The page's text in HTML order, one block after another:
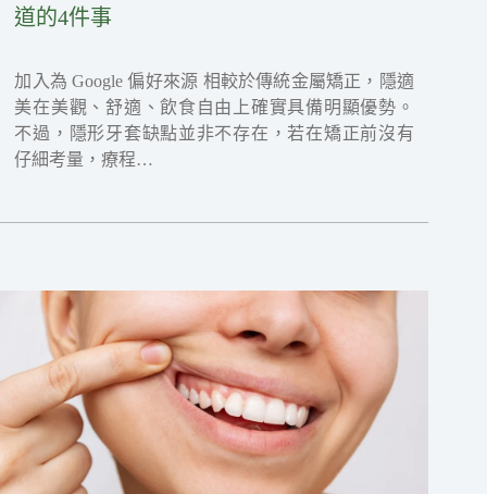
道的4件事
加入為 Google 偏好來源 相較於傳統金屬矯正，隱適
美在美觀、舒適、飲食自由上確實具備明顯優勢。
不過，隱形牙套缺點並非不存在，若在矯正前沒有
仔細考量，療程…